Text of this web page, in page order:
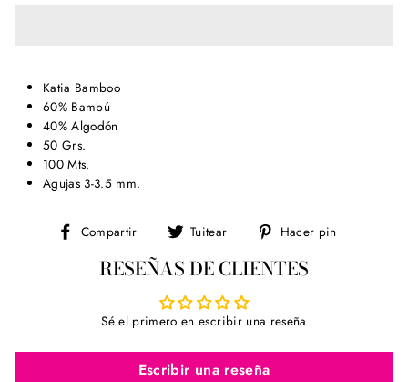
Katia Bamboo
60% Bambú
40% Algodón
50 Grs.
100 Mts.
Agujas 3-3.5 mm.
Compartir
Compartir
Facebook
Tuitear
Tuitear
Twitter
Hacer pin
RESEÑAS DE CLIENTES
Sé el primero en escribir una reseña
Escribir una reseña